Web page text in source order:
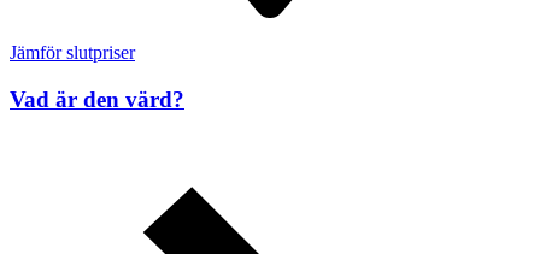
Jämför slutpriser
Vad är den värd?